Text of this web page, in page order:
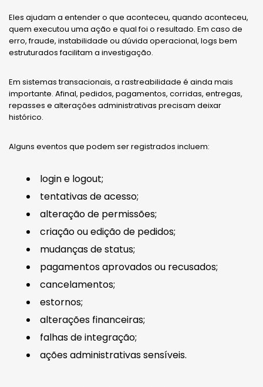
Eles ajudam a entender o que aconteceu, quando aconteceu,
quem executou uma ação e qual foi o resultado. Em caso de
erro, fraude, instabilidade ou dúvida operacional, logs bem
estruturados facilitam a investigação.
Em sistemas transacionais, a rastreabilidade é ainda mais
importante. Afinal, pedidos, pagamentos, corridas, entregas,
repasses e alterações administrativas precisam deixar
histórico.
Alguns eventos que podem ser registrados incluem:
login e logout;
tentativas de acesso;
alteração de permissões;
criação ou edição de pedidos;
mudanças de status;
pagamentos aprovados ou recusados;
cancelamentos;
estornos;
alterações financeiras;
falhas de integração;
ações administrativas sensíveis.